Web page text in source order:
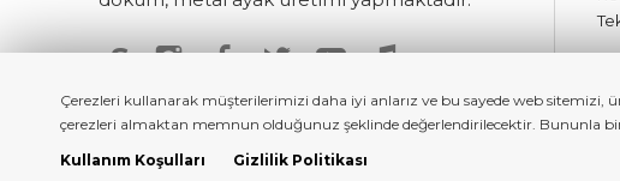
Çerezleri kullanarak müşterilerimizi daha iyi anlarız ve bu sayede web sitemizi,
çerezleri almaktan memnun olduğunuz şeklinde değerlendirilecektir. Bununla
Kullanım Koşulları
Gizlilik Politikası
S